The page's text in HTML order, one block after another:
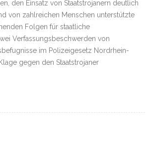
den Einsatz von Staatstrojanern deutlich
von zahlreichen Menschen unterstützte
Folgen für staatliche
Verfassungsbeschwerden von
im Polizeigesetz Nordrhein-
gegen den Staatstrojaner